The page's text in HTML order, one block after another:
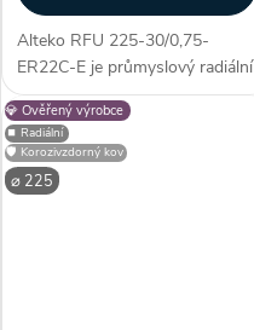
Alteko RFU 225-30/0,75-
ER22C-E je průmyslový radiální
ventilátor s přímým pohonem
AC, určený pro profesionální
využití. Vyniká především
unikátností konstrukce - díky...
💎 Ověřený výrobce
⏹️ Radiální
🛡️ Korozivzdorný kov
⌀ 225